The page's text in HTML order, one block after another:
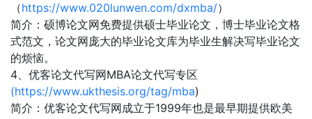
（https://www.020lunwen.com/dxmba/）
简介：硕博论文网免费提供硕士毕业论文，博士毕业论文格
式范文，论文网庞大的毕业论文库为毕业生解决写毕业论文
的烦恼。
4、优客论文代写网MBA论文代写专区
(https://www.ukthesis.org/tag/mba)
简介：优客论文代写网成立于1999年也是最早期提供欧美